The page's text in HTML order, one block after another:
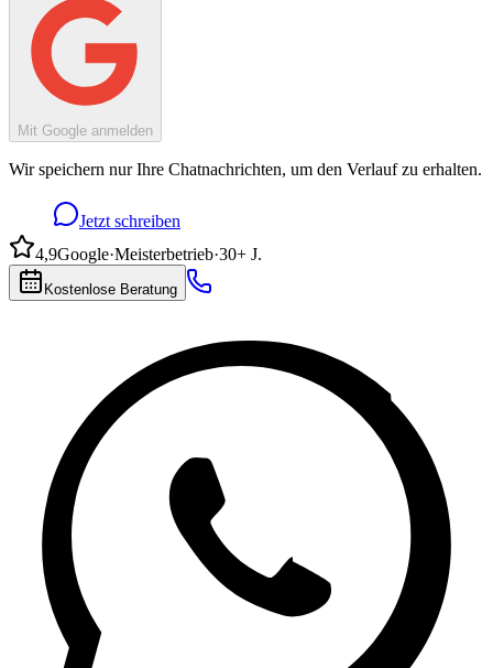
Mit Google anmelden
Wir speichern nur Ihre Chatnachrichten, um den Verlauf zu erhalten.
Jetzt schreiben
4,9Google·Meisterbetrieb·30+ J.
Kostenlose Beratung